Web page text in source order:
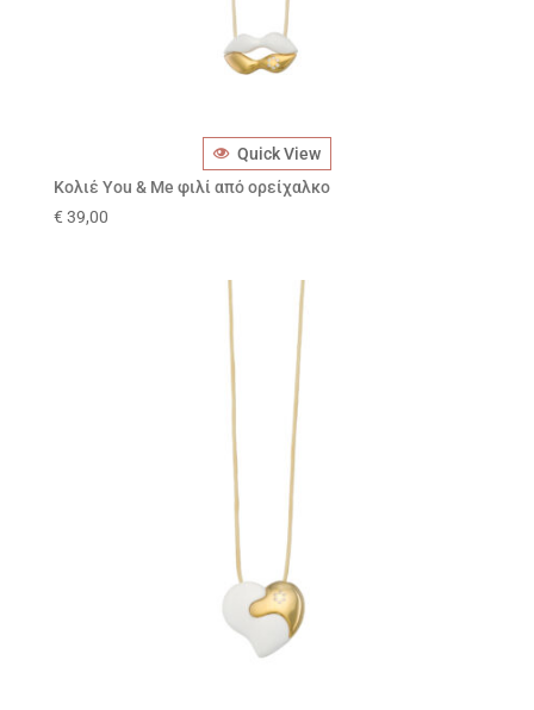
Quick View
Κολιέ You & Me φιλί από ορείχαλκο
€ 39,00